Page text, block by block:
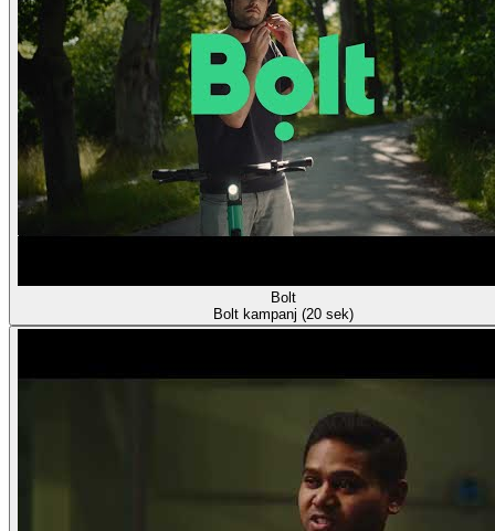
Bolt
Bolt kampanj (20 sek)